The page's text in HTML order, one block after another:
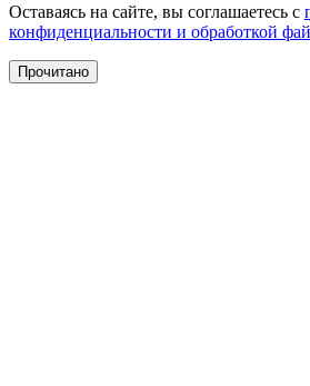
Оставаясь на сайте, вы соглашаетесь с
конфиденциальности и обработкой
Прочитано